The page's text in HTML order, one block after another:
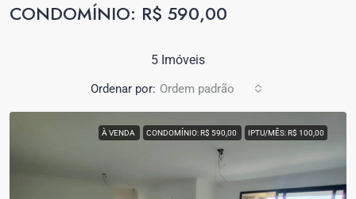
CONDOMÍNIO: R$ 590,00
5 Imóveis
Ordenar por: Ordem padrão
À VENDA CONDOMÍNIO: R$ 590,00 IPTU/MÊS: R$ 100,00